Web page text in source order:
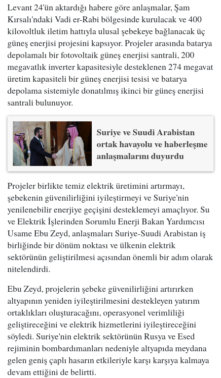
Levant 24'ün aktardığı habere göre anlaşmalar, Şam
Kırsalı'ndaki Vadi er-Rabi bölgesinde kurulacak ve 400
kilovoltluk iletim hattıyla ulusal şebekeye bağlanacak üç
güneş enerjisi projesini kapsıyor. Projeler arasında batarya
depolamalı bir fotovoltaik güneş enerjisi santrali, 200
megavatlık inverter kapasitesiyle desteklenen 274 megavat
üretim kapasiteli bir güneş enerjisi tesisi ve batarya
depolama sistemiyle donatılmış ikinci bir güneş enerjisi
santrali bulunuyor.
Suriye ve Suudi Arabistan
ortak havayolu ve haberleşme
anlaşmalarını duyurdu
Projeler birlikte temiz elektrik üretimini artırmayı,
şebekenin güvenilirliğini iyileştirmeyi ve Suriye'nin
yenilenebilir enerjiye geçişini desteklemeyi amaçlıyor. Su
ve Elektrik İşlerinden Sorumlu Enerji Bakan Yardımcısı
Usame Ebu Zeyd, anlaşmaları Suriye-Suudi Arabistan iş
birliğinde bir dönüm noktası ve ülkenin elektrik
sektörünün geliştirilmesi açısından önemli bir adım olarak
nitelendirdi.
Ebu Zeyd, projelerin şebeke güvenilirliğini artırırken
altyapının yeniden iyileştirilmesini destekleyen yatırım
ortaklıkları oluşturacağını, operasyonel verimliliği
geliştireceğini ve elektrik hizmetlerini iyileştireceğini
söyledi. Suriye'nin elektrik sektörünün Rusya ve Esed
rejiminin bombardımanları nedeniyle altyapıda meydana
gelen geniş çaplı hasarın etkileriyle karşı karşıya kalmaya
devam ettiğini de belirtti.